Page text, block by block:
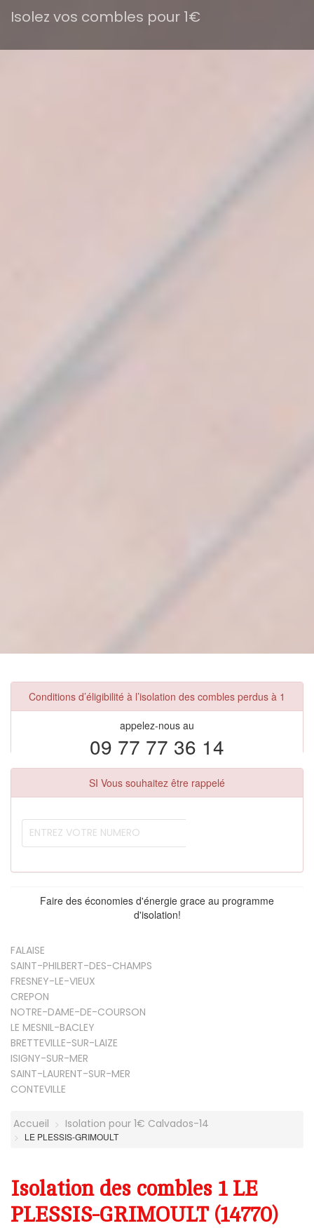
Isolez vos combles pour 1€
Conditions d’éligibilité à l’isolation des combles perdus à 1
appelez-nous au
09 77 77 36 14
SI Vous souhaitez être rappelé
Faire des économies d'énergie grace au programme
d'isolation!
FALAISE
SAINT-PHILBERT-DES-CHAMPS
FRESNEY-LE-VIEUX
CREPON
NOTRE-DAME-DE-COURSON
LE MESNIL-BACLEY
BRETTEVILLE-SUR-LAIZE
ISIGNY-SUR-MER
SAINT-LAURENT-SUR-MER
CONTEVILLE
Accueil Isolation pour 1€ Calvados-14
LE PLESSIS-GRIMOULT
Isolation des combles 1 LE
PLESSIS-GRIMOULT (14770)